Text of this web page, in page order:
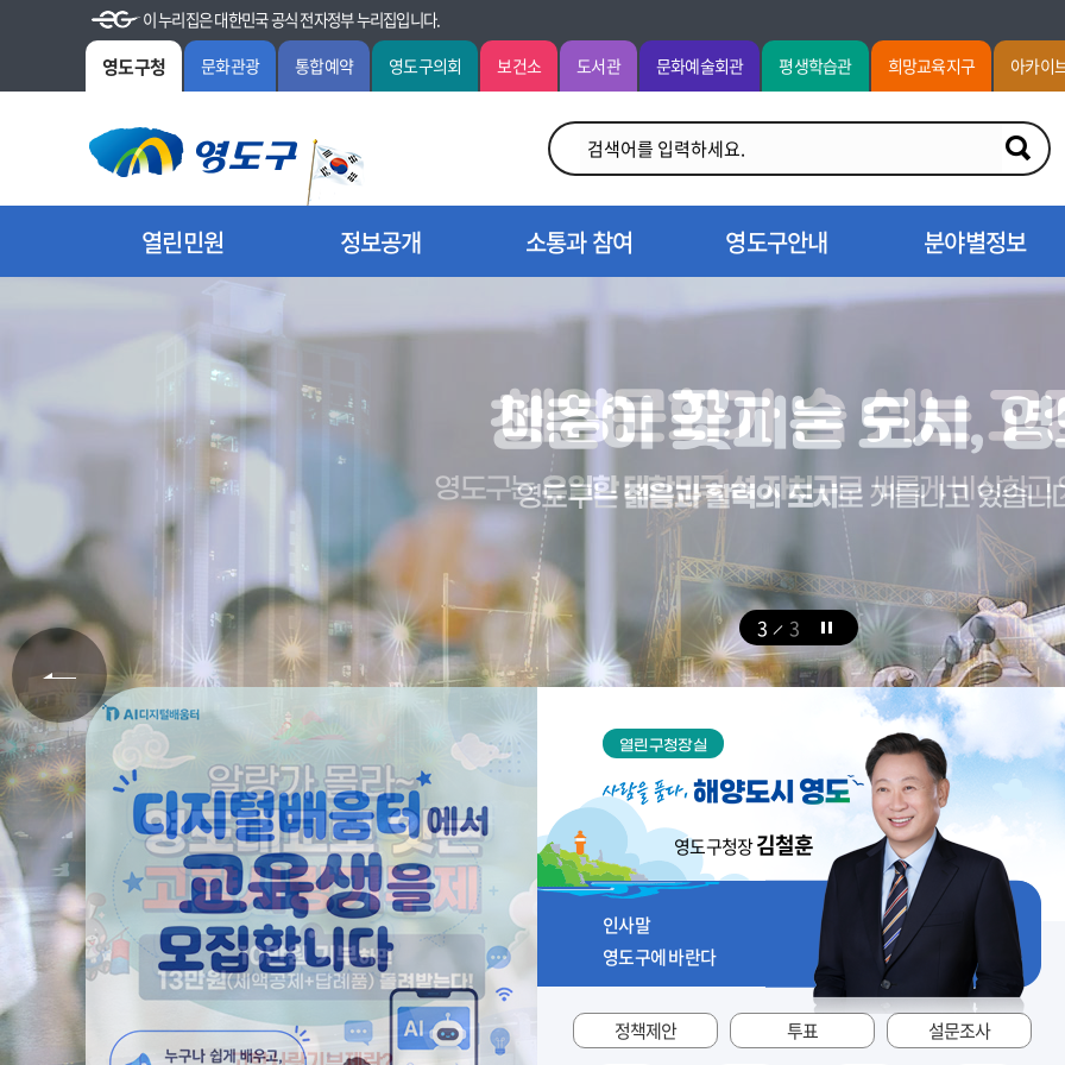
이 누리집은 대한민국 공식 전자정부 누리집입니다.
영도구청 문화관광 통합예약 영도구의회 보건소 도서관 문화예술회관 평생학습관 희망교육지구 아카이
열린민원 정보공개 소통과 참여 영도구안내 분야별정보
커피산업연계와 커피테마거리 조성에
힘쓰고 있습니다.
해양문화가 숨 쉬는 고
영도구는유일한 대한민국 섬 자치구로 새롭게 비상하고
청춘이꽃피는 도시,
영도구는젊음과 활력의 도시로 거듭나고 있습니
3 3
열린구청장실
영도구청장김철훈
인사말
영도구에 바란다
정책제안 투표 설문조사